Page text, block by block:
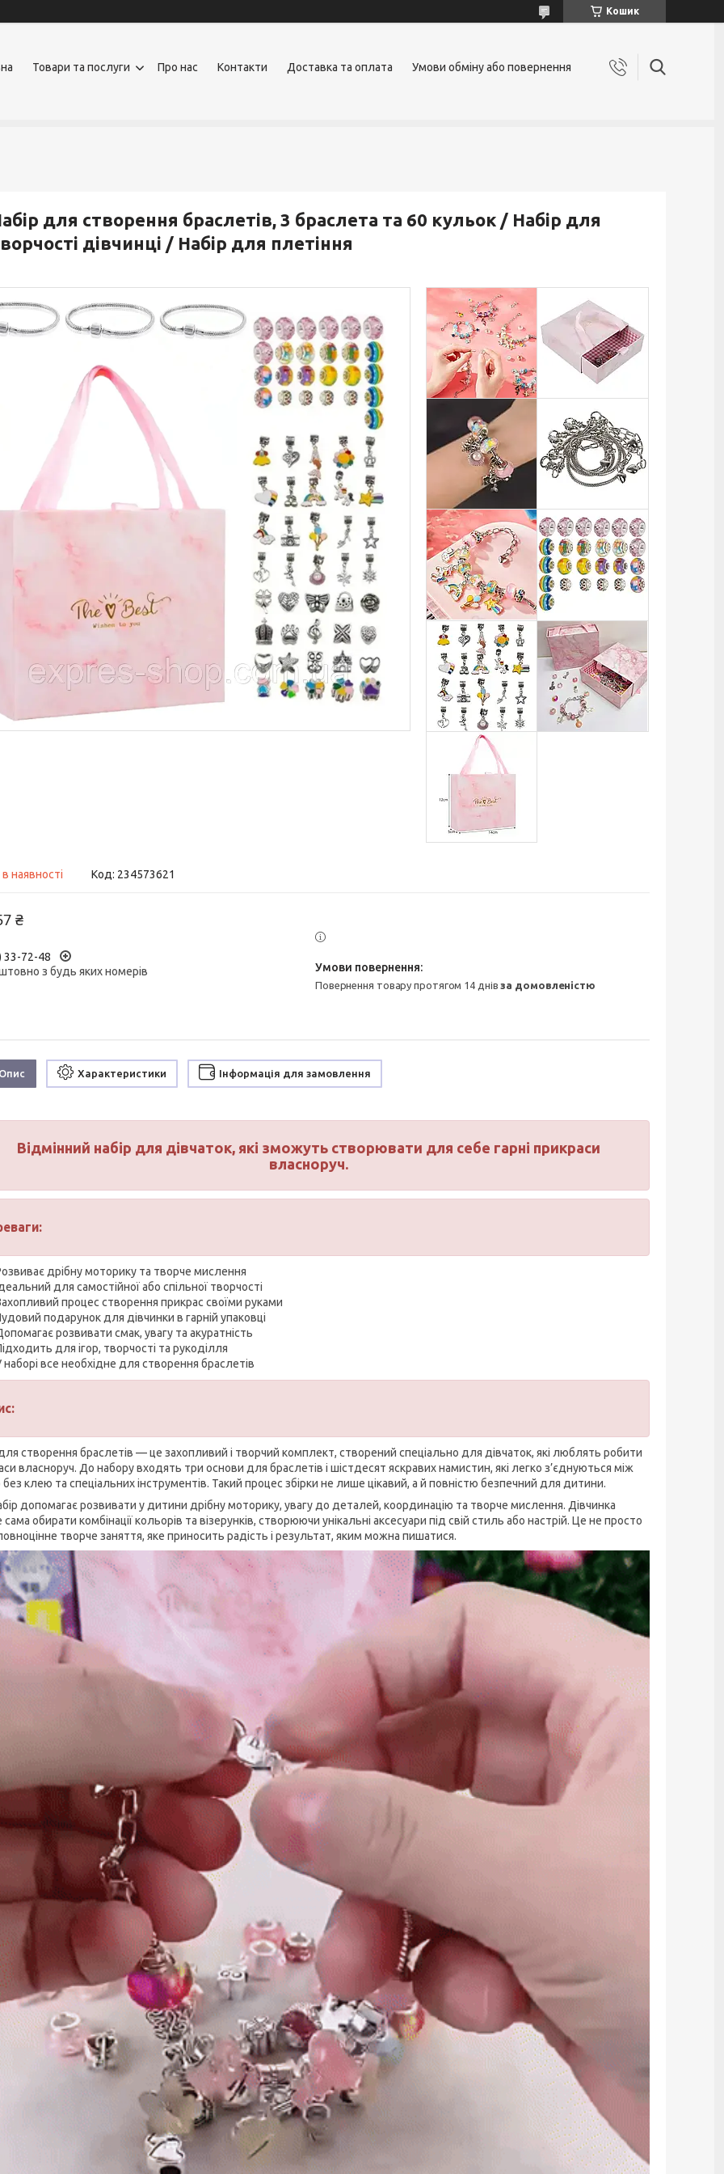
Кошик
Товари та послуги Про нас Контакти Доставка та оплата Умови обміну або повернення
для створення браслетів, 3 браслета та 60 кульок / Набір для
дівчинці / Набір для плетіння
наявності Код: 234573621
₴
33-72-48
з будь яких номерів
повернення товару протягом 14 днівза домовленістю
Опис Характеристики Інформація для замовлення
Відмінний набір для дівчаток, які зможуть створювати для себе гарні прикраси
власноруч.
дрібну моторику та творче мислення
для самостійної або спільної творчості
процес створення прикрас своїми руками
подарунок для дівчинки в гарній упаковці
розвивати смак, увагу та акуратність
для ігор, творчості та рукоділля
наборі все необхідне для створення браслетів
створення браслетів — це захопливий і творчий комплект, створений спеціально для дівчаток, які люблять робити
власноруч. До набору входять три основи для браслетів і шістдесят яскравих намистин, які легко з’єднуються між
клею та спеціальних інструментів. Такий процес збірки не лише цікавий, а й повністю безпечний для дитини.
допомагає розвивати у дитини дрібну моторику, увагу до деталей, координацію та творче мислення. Дівчинка
обирати комбінації кольорів та візерунків, створюючи унікальні аксесуари під свій стиль або настрій. Це не просто
творче заняття, яке приносить радість і результат, яким можна пишатися.